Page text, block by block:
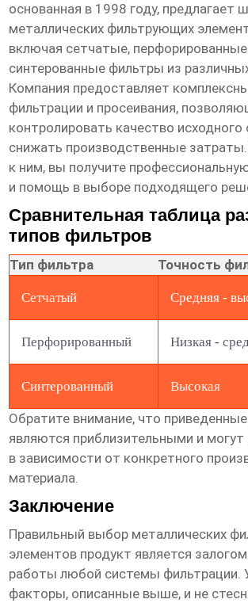
основанная в 1998 году, предлагает
металлических фильтрующих
включая сетчатые,
синтерованные фильтры из
Компания предоставляет
фильтрации и просеивания,
контролировать качество исходного
снижать производственные
к ним, вы получите
и помощь в выборе подходящего
Сравнительная таблица
типов фильтров
Тип фильтра Точность
Сетчатый Средняя -
Перфорированный Низкая -
Синтерованный Высокая
Обратите внимание, что
являются приблизительными и могут
в зависимости от конкретного
материала.
Заключение
Правильный выбор металлических
элементов продукт является
работы любой системы фильтрации.
факторы, описанные выше, и не